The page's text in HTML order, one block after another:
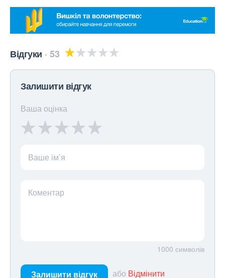
Відгуки 53
Залишити відгук
Ваша оцінка
Ваше ім’я
Коментар
1000 символів
Залишити відгук або Відмінити